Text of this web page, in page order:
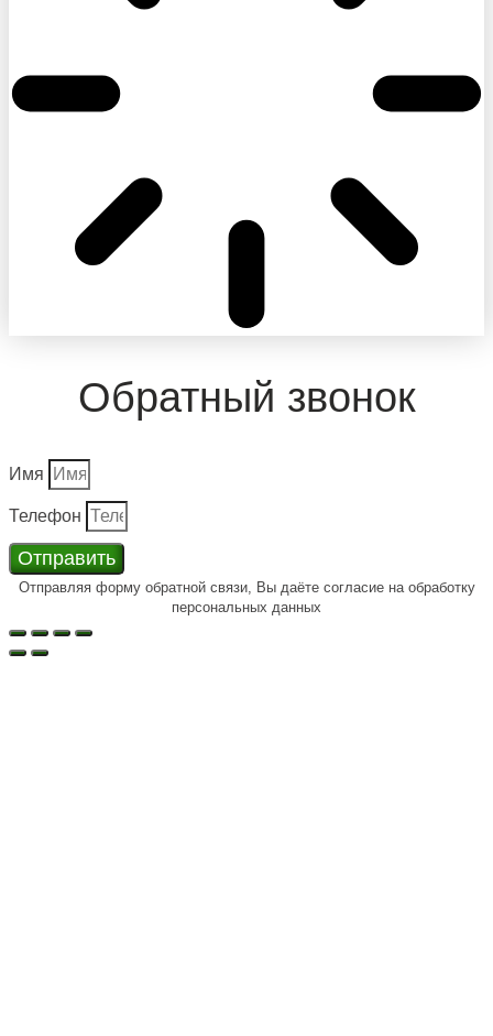
Обратный звонок
Имя
Телефон
Отправить
Отправляя форму обратной связи, Вы даёте согласие на обработку
персональных данных